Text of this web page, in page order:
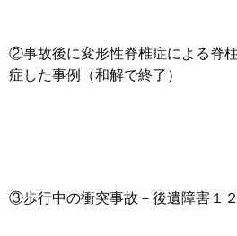
②事故後に変形性脊椎症による脊
症した事例（和解で終了）
③歩行中の衝突事故－後遺障害１